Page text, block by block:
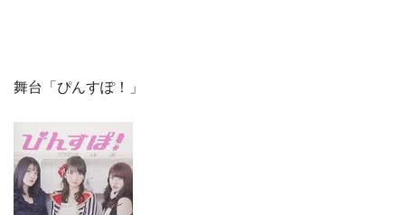
舞台「ぴんすぽ！」